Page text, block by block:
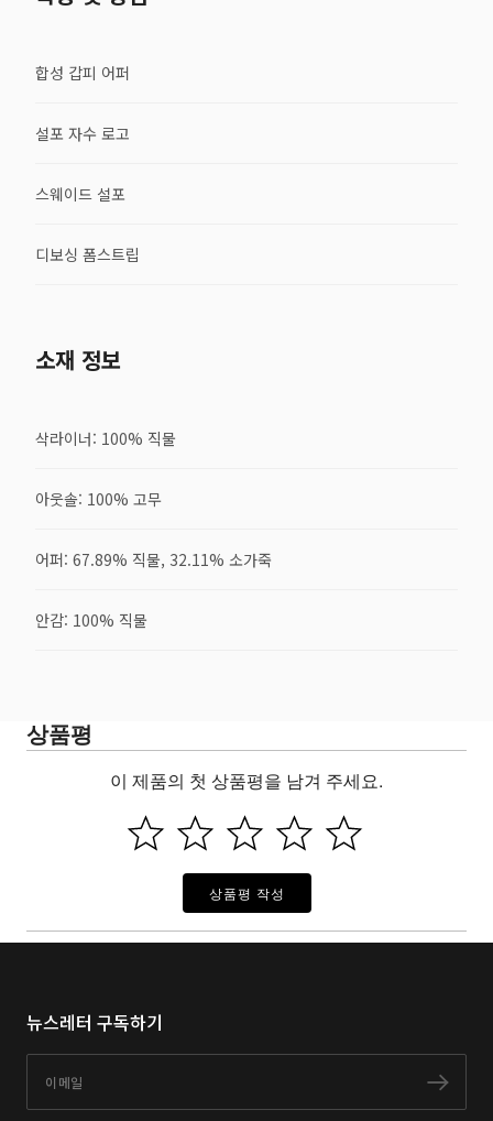
합성 갑피 어퍼
설포 자수 로고
스웨이드 설포
디보싱 폼스트립
소재 정보
삭라이너: 100% 직물
아웃솔: 100% 고무
어퍼: 67.89% 직물, 32.11% 소가죽
안감: 100% 직물
상품평
이 제품의 첫 상품평을 남겨 주세요.
상품평 작성
뉴스레터 구독하기
구독